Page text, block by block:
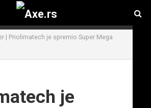
| Priolimatech je spremio Super Mega
je